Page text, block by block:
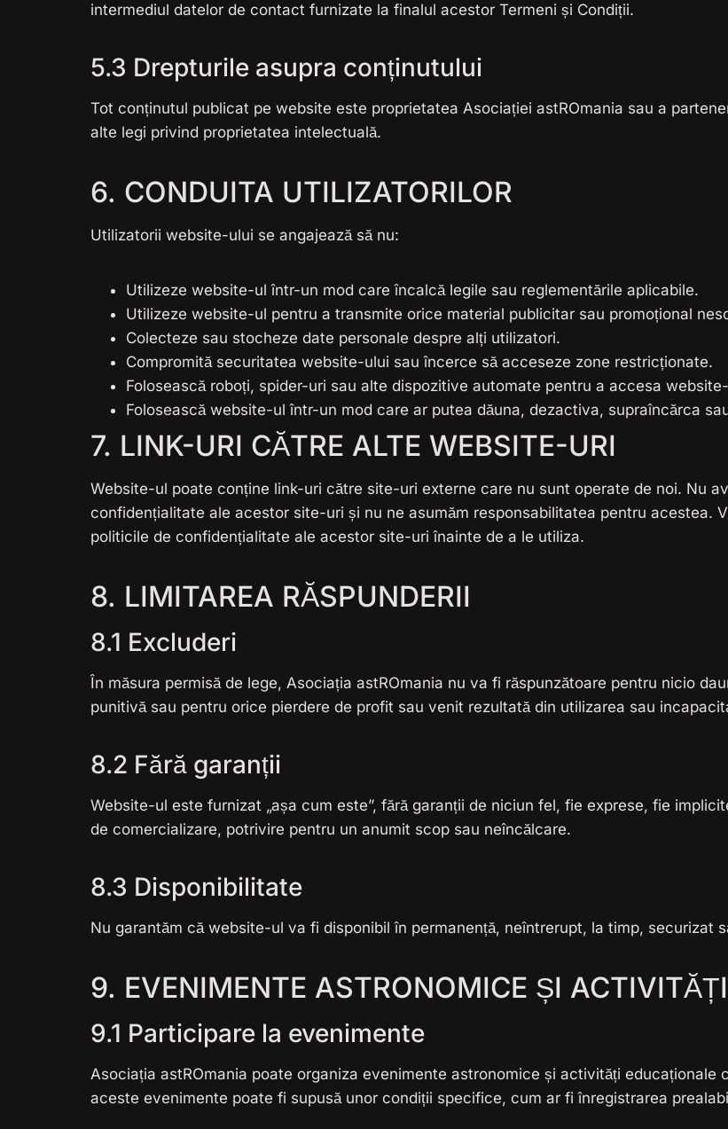
intermediul datelor de contact furnizate la finalul acestor Termeni și Condiții.
5.3 Drepturile asupra conținutului
Tot conținutul publicat pe website este proprietatea Asociației astROmania sau a
alte legi privind proprietatea intelectuală.
6. CONDUITA UTILIZATORILOR
Utilizatorii website-ului se angajează să nu:
Utilizeze website-ul într-un mod care încalcă legile sau reglementările aplicabile.
Utilizeze website-ul pentru a transmite orice material publicitar sau promoțional
Colecteze sau stocheze date personale despre alți utilizatori.
Compromită securitatea website-ului sau încerce să acceseze zone restricționate.
Folosească roboți, spider-uri sau alte dispozitive automate pentru a accesa
Folosească website-ul într-un mod care ar putea dăuna, dezactiva, supraîncărca
7. LINK-URI CĂTRE ALTE WEBSITE-URI
Website-ul poate conține link-uri către site-uri externe care nu sunt operate de noi. Nu
confidențialitate ale acestor site-uri și nu ne asumăm responsabilitatea pentru acestea.
politicile de confidențialitate ale acestor site-uri înainte de a le utiliza.
8. LIMITAREA RĂSPUNDERII
8.1 Excluderi
În măsura permisă de lege, Asociația astROmania nu va fi răspunzătoare pentru nicio
punitivă sau pentru orice pierdere de profit sau venit rezultată din utilizarea sau
8.2 Fără garanții
Website-ul este furnizat „așa cum este”, fără garanții de niciun fel, fie exprese, fie
de comercializare, potrivire pentru un anumit scop sau neîncălcare.
8.3 Disponibilitate
Nu garantăm că website-ul va fi disponibil în permanență, neîntrerupt, la timp, securizat
9. EVENIMENTE ASTRONOMICE ȘI
9.1 Participare la evenimente
Asociația astROmania poate organiza evenimente astronomice și activități educaționale
aceste evenimente poate fi supusă unor condiții specifice, cum ar fi înregistrarea